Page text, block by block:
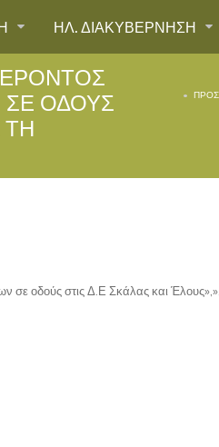
ΗΛ. ΔΙΑΚΥΒΕΡΝΗΣΗ
ΣΕ ΟΔΟΎΣ
ΤΗ
οδούς στις Δ.Ε Σκάλας και Έλους»,»,